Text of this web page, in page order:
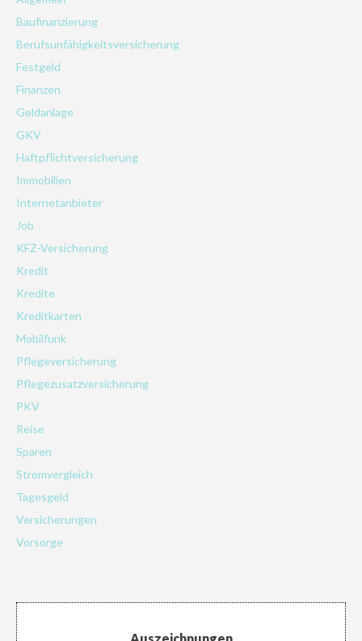
Baufinanzierung
Berufsunfähigkeitsversicherung
Festgeld
Finanzen
Geldanlage
GKV
Haftpflichtversicherung
Immobilien
Internetanbieter
Job
KFZ-Versicherung
Kredit
Kredite
Kreditkarten
Mobilfunk
Pflegeversicherung
Pflegezusatzversicherung
PKV
Reise
Sparen
Stromvergleich
Tagesgeld
Versicherungen
Vorsorge